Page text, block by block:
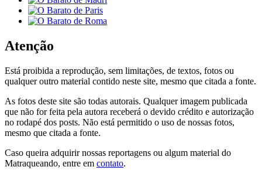
Atenção
Está proibida a reprodução, sem limitações, de textos, fotos ou
qualquer outro material contido neste site, mesmo que citada a fonte.
As fotos deste site são todas autorais. Qualquer imagem publicada
que não for feita pela autora receberá o devido crédito e autorização
no rodapé dos posts. Não está permitido o uso de nossas fotos,
mesmo que citada a fonte.
Caso queira adquirir nossas reportagens ou algum material do
Matraqueando, entre em contato.